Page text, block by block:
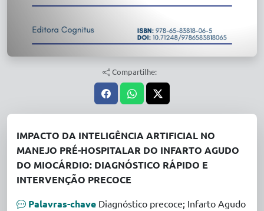
Compartilhe:
IMPACTO DA INTELIGÊNCIA ARTIFICIAL NO
MANEJO PRÉ-HOSPITALAR DO INFARTO AGUDO
DO MIOCÁRDIO: DIAGNÓSTICO RÁPIDO E
INTERVENÇÃO PRECOCE
Palavras-chave Diagnóstico precoce; Infarto Agudo